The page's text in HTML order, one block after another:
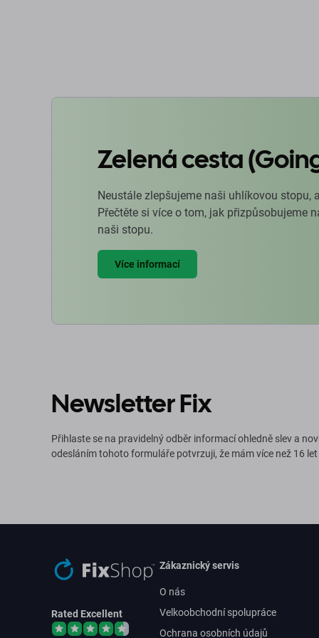
Zelená cesta
Neustále zlepšujeme naši uhlíkovou stopu,
Přečtěte si více o tom, jak přizpůsobujeme
naši stopu.
Více informací
Newsletter Fix
Přihlaste se na pravidelný odběr informací ohledně slev a
odesláním tohoto formuláře potvrzuji, že mám více než 16 let
Rated Excellent
Zákaznický servis
O nás
Velkoobchodní spolupráce
Ochrana osobních údajů